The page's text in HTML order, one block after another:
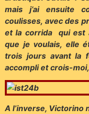
mais j’ai ensuite
coulisses, avec des
et la corrida qui est
que je voulais, elle
trois jours avant la
accompli et crois-
A l’inverse, Victorino